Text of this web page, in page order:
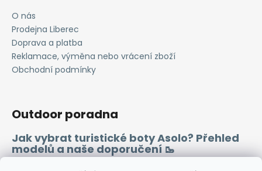
O nás
Prodejna Liberec
Doprava a platba
Reklamace, výměna nebo vrácení zboží
Obchodní podmínky
Outdoor poradna
Jak vybrat turistické boty Asolo? Přehled
modelů a naše doporučení 🥾